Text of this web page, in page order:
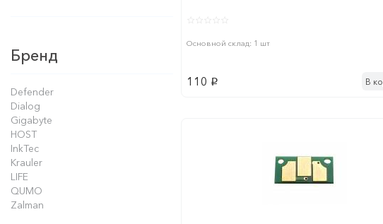
Бренд
Defender
Dialog
Gigabyte
HOST
InkTec
Krauler
LIFE
QUMO
Zalman
Основной склад: 1 шт
110 p В